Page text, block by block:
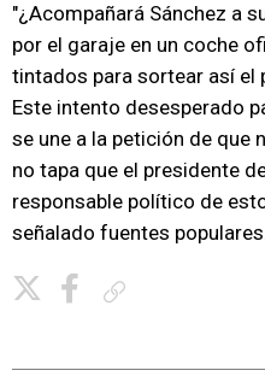
"¿Acompañará Sánchez a
por el garaje en un coche
tintados para sortear así el
Este intento desesperado
se une a la petición de que
no tapa que el presidente
responsable político de
señalado fuentes